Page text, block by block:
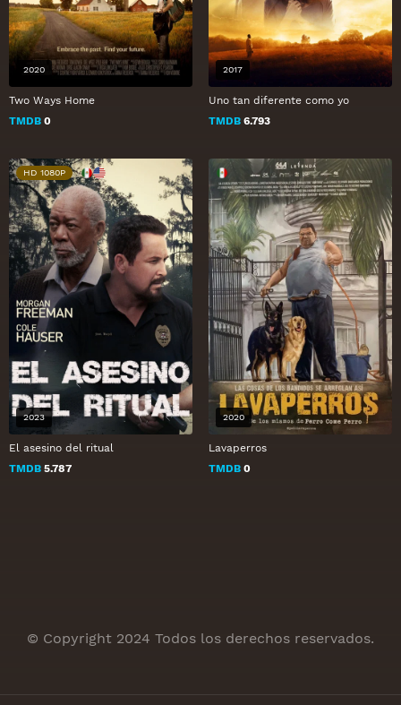
Two Ways Home
TMDB 0
2020
Uno tan diferente como yo
TMDB 6.793
2017
El asesino del ritual
TMDB 5.787
HD 1080P
2023
Lavaperros
TMDB 0
2020
© Copyright 2024 Todos los derechos reservados.